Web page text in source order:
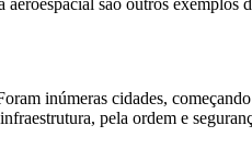
inúmeras cidades,
pela ordem e